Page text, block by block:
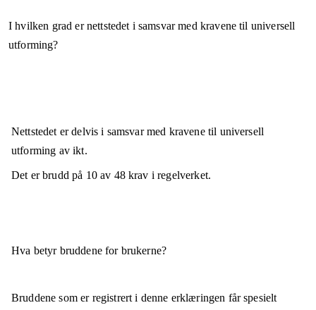
I hvilken grad er nettstedet i samsvar med kravene til universell
utforming?
Nettstedet erdelvis i samsvarmed kravene til universell
utforming av ikt.
Det er brudd på 10av 48krav i regelverket.
Hva betyr bruddene for brukerne?
Bruddene som er registrert i denne erklæringen får spesielt